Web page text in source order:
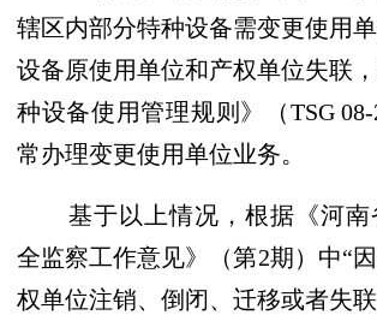
辖区内部分特种设备需变更使用
设备原使用单位和产权单位失联，
种设备使用管理规则》
（TSG
常办理变更使用单位业务。
基于以上情况，根据《河南
全监察工作意见》
（第2期 ） 中“
权单位注销、倒闭、迁移或者失